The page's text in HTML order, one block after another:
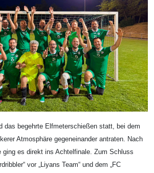
das begehrte Elfmeterschießen statt, bei dem
Atmosphäre gegeneinander antraten. Nach
ging es direkt ins Achtelfinale. Zum Schluss
vor „Liyans Team“ und dem „FC